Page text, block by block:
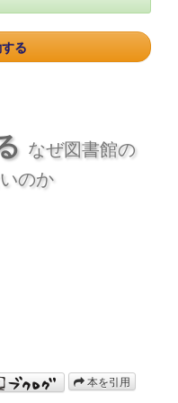
る
なぜ図書館の
のか
本を引用